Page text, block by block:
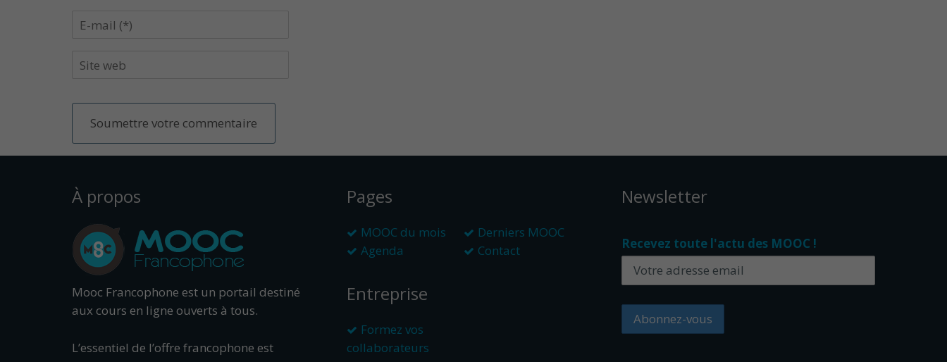
À propos
Mooc Francophone est un portail destiné
aux cours en ligne ouverts à tous.
L’essentiel de l’offre francophone est
Pages
MOOC du mois
Derniers MOOC
Agenda
Contact
Entreprise
Formez vos
collaborateurs
Newsletter
Recevez toute l'actu des MOOC !